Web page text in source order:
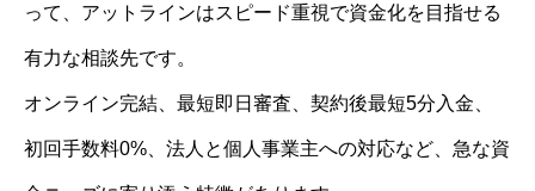
って、アットラインはスピード重視で資金化を目指せる
有力な相談先です。
オンライン完結、最短即日審査、契約後最短5分入金、
初回手数料0%、法人と個人事業主への対応など、急な資